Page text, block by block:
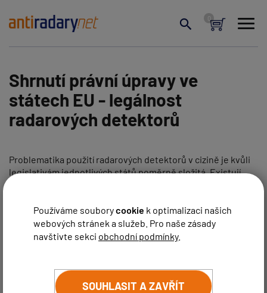
Používáme souborycookie k optimalizaci našich
webových stránek a služeb. Pro naše zásady
navštivte sekci obchodní podmínky.
SOUHLASIT A ZAVŘÍT
Shrnutí právní úpravy ve
státech EU - legálnost
radarových detektorů
Problematika použití radarových detektorů v cizině je kvůli
legislativám jednotlivých států poměrně složitá. Existují
pro vás aktuální stav použití pasivních detektorů ve všech
evropských zemích, abyste měli jistotu, než vyrazíte na
dovolenou či pracovně do ciziny. V zemích, kde použití není
jej z okna sundat.